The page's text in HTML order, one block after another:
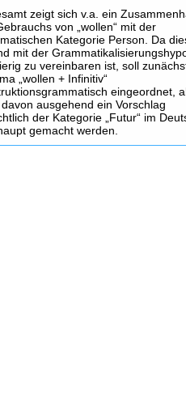
zeigt sich v.a. ein
von „wollen“ mit der
Kategorie Person. Da
mit der
zu vereinbaren ist, soll
„wollen + Infinitiv“
eingeordnet,
ausgehend ein Vorschlag
der Kategorie „Futur“ im
gemacht werden.